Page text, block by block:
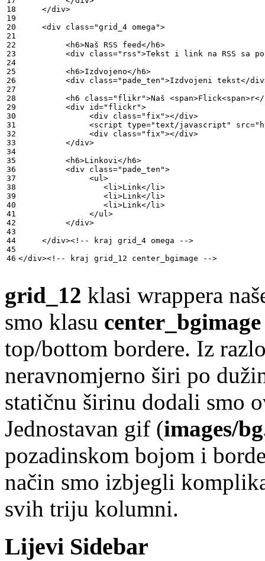
18
19
20
21
22
23
24
25
26
27
28
29
30
31
32
33
34
35
36
37
38
39
40
41
42
43
44
45
     </div>
     <div class="grid_4 omega">
          <h6>Naš RSS feed</h6>
<div class="rss">Tekst i link na RSS sa
          <h6>Izdvojeno</h6>
<div class="pade_ten">Izdvojeni tekst</
<h6 class="flikr">Naš
          <div id="flickr">
               <div class="fix"></div>
<script type="text/javascript"
               <div class="fix"></div>
          </div>
          <h6>Linkovi</h6>
          <div class="pade_ten">
               <ul>
               </ul>
          </div>
     </div><!-- kraj grid_4 omega -->
</div><!-- kraj grid_12 center_bgimage -->
grid_12 klasi wrappera
smo klasu center_bgimage
top/bottom bordere. Iz
neravnomjerno širi po
statičnu širinu dodali smo
Jednostavan gif (images/
pozadinskom bojom i
način smo izbjegli
svih triju kolumni.
Lijevi Sidebar